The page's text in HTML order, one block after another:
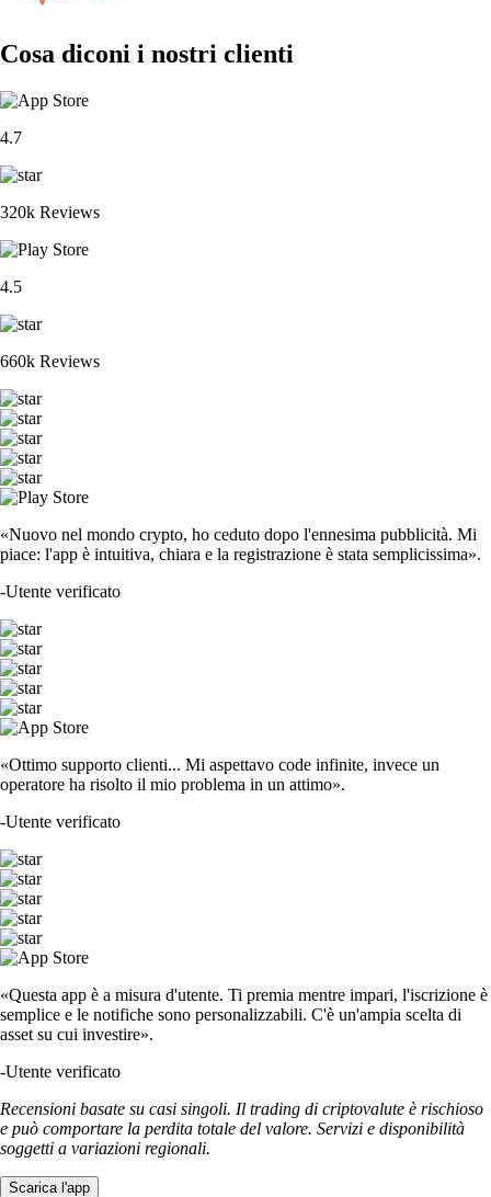
Cosa diconi i nostri clienti
4.7
320k Reviews
4.5
660k Reviews
«Nuovo nel mondo crypto, ho ceduto dopo l'ennesima pubblicità. Mi
piace: l'app è intuitiva, chiara e la registrazione è stata semplicissima».
-Utente verificato
«Ottimo supporto clienti... Mi aspettavo code infinite, invece un
operatore ha risolto il mio problema in un attimo».
-Utente verificato
«Questa app è a misura d'utente. Ti premia mentre impari, l'iscrizione è
semplice e le notifiche sono personalizzabili. C'è un'ampia scelta di
asset su cui investire».
-Utente verificato
Recensioni basate su casi singoli. Il trading di criptovalute è rischioso
e può comportare la perdita totale del valore. Servizi e disponibilità
soggetti a variazioni regionali.
Scarica l'app